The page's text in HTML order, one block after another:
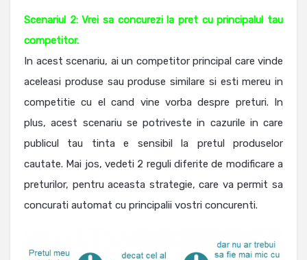
Scenariul 2: Vrei sa concurezi la pret cu principalul tau
competitor.
In acest scenariu, ai un competitor principal care vinde
aceleasi produse sau produse similare si esti mereu in
competitie cu el cand vine vorba despre preturi. In
plus, acest scenariu se potriveste in cazurile in care
publicul tau tinta e sensibil la pretul produselor
cautate. Mai jos, vedeti 2 reguli diferite de modificare a
preturilor, pentru aceasta strategie, care va permit sa
concurati automat cu principalii vostri concurenti.